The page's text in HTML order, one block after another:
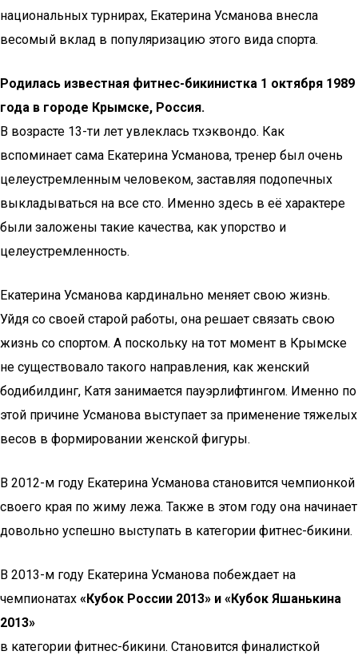
национальных турнирах, Екатерина Усманова внесла
весомый вклад в популяризацию этого вида спорта.
Родилась известная фитнес-бикинистка 1 октября 1989
года в городе Крымске, Россия.
В возрасте 13-ти лет увлеклась тхэквондо. Как
вспоминает сама Екатерина Усманова, тренер был очень
целеустремленным человеком, заставляя подопечных
выкладываться на все сто. Именно здесь в её характере
были заложены такие качества, как упорство и
целеустремленность.
Екатерина Усманова кардинально меняет свою жизнь.
Уйдя со своей старой работы, она решает связать свою
жизнь со спортом. А поскольку на тот момент в Крымске
не существовало такого направления, как женский
бодибилдинг, Катя занимается пауэрлифтингом. Именно по
этой причине Усманова выступает за применение тяжелых
весов в формировании женской фигуры.
В 2012-м году Екатерина Усманова становится чемпионкой
своего края по жиму лежа. Также в этом году она начинает
довольно успешно выступать в категории фитнес-бикини.
В 2013-м году Екатерина Усманова побеждает на
чемпионатах «Кубок России 2013» и «Кубок Яшанькина
2013»
в категории фитнес-бикини. Становится финалисткой